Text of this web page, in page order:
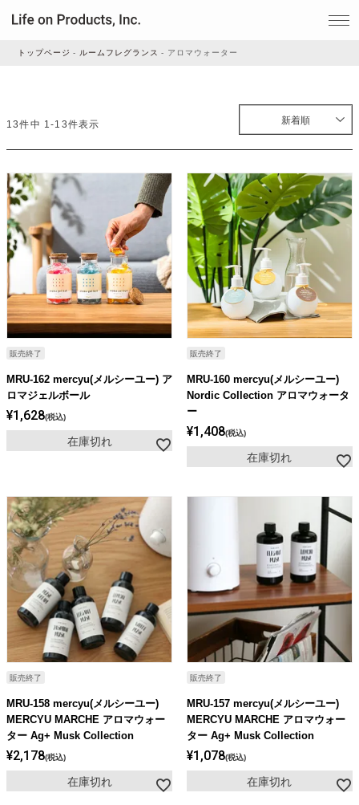
家事・生活雑貨
ルームフレグランス
ビューティー
デジタル雑貨
アクセサリー・消耗品
トップページ ルームフレグランス アロマウォーター
新着順
13件中 1-13件表示
販売終了
MRU-162 mercyu(メルシーユー) ア
ロマジェルボール
¥1,628 税込
在庫切れ
販売終了
MRU-160 mercyu(メルシーユー)
Nordic Collection アロマウォータ
ー
¥1,408 税込
在庫切れ
販売終了
MRU-158 mercyu(メルシーユー)
MERCYU MARCHE アロマウォー
ター Ag+ Musk Collection
¥2,178 税込
在庫切れ
販売終了
MRU-157 mercyu(メルシーユー)
MERCYU MARCHE アロマウォー
ター Ag+ Musk Collection
¥1,078 税込
在庫切れ